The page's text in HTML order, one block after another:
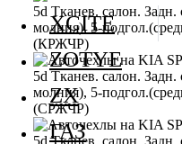
XCITE
ZOTYE
ZX
ГАЗ